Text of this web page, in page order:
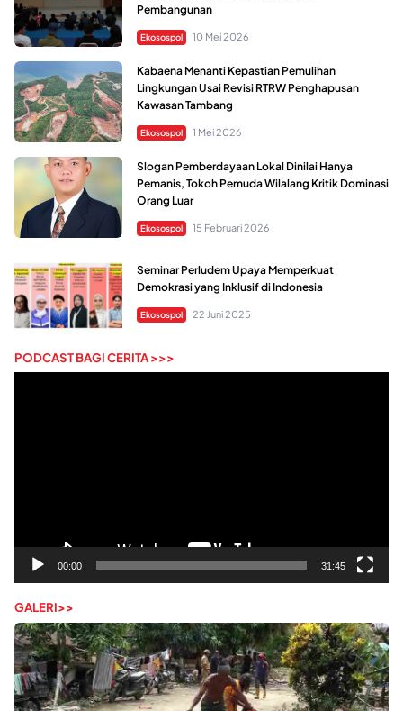
Pembangunan
Ekosospol 10 Mei 2026
Kabaena Menanti Kepastian Pemulihan
Lingkungan Usai Revisi RTRW Penghapusan
Kawasan Tambang
Ekosospol 1 Mei 2026
Slogan Pemberdayaan Lokal Dinilai Hanya
Pemanis, Tokoh Pemuda Wilalang Kritik Dominasi
Orang Luar
Ekosospol 15 Februari 2026
Seminar Perludem Upaya Memperkuat
Demokrasi yang Inklusif di Indonesia
Ekosospol 22 Juni 2025
PODCAST BAGI CERITA >>>
00:00 31:45
GALERI>>